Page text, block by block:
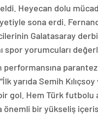
Heyecan dolu
sona erdi.
Galatasaray
spor yorumcuları
performansına
yarıda Semih
gol. Hem Türk futbolu
önemli bir yükseliş